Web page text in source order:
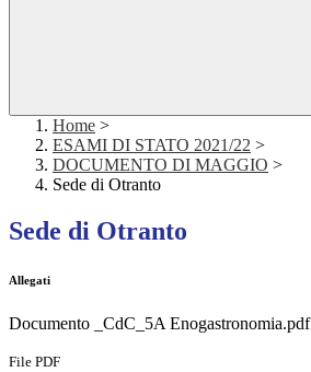
Home >
ESAMI DI STATO 2021/22 >
DOCUMENTO DI MAGGIO >
Sede di Otranto
Sede di Otranto
Allegati
Documento _CdC_5A Enogastronomia.pdf
File PDF